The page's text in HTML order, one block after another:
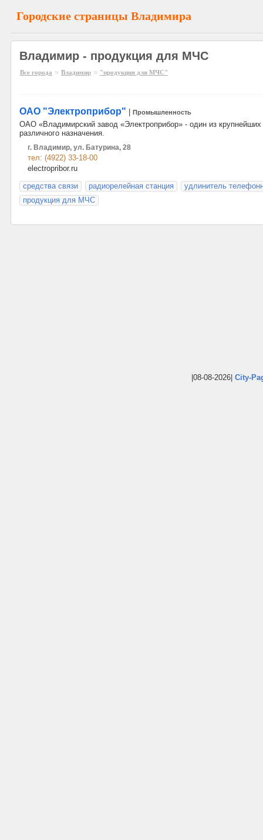
Городские страницы Владимира
Владимир - продукция для МЧС
Все города » Владимир » "продукция для МЧС"
ОАО "Электроприбор" Промышленность
ОАО «Владимирский завод «Электроприбор» - один из крупнейших
различного назначения.
г. Владимир, ул. Батурина, 28
тел: (4922) 33-18-00
electropribor.ru
средства связи
радиорелейная станция
удлинитель
продукция для МЧС
|08-08-2026| City-